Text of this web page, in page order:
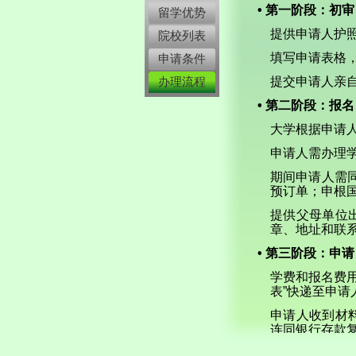
留学优势
院校列表
申请条件
办理流程
• 第一阶段：初审
提供申请人护
填写申请表格
提交申请人亲
• 第二阶段：报名
大学根据申请
申请人需办理
期间申请人需
预订单；申根
提供父母单位
章、地址和联
• 第三阶段：申请
学费和报名费
表”快递至申请
申请人收到材
连同银行存款